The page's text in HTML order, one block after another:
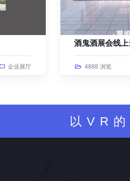
企业展厅
酒鬼酒展会线上
4888 浏览
以VR